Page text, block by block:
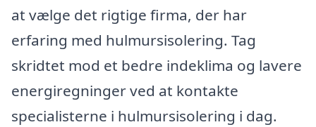
at vælge det rigtige firma, der har
erfaring med hulmursisolering. Tag
skridtet mod et bedre indeklima og lavere
energiregninger ved at kontakte
specialisterne i hulmursisolering i dag.